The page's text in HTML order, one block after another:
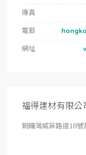
傳真
電郵
網址
福得建材有限公
銅鑼灣威菲路道18